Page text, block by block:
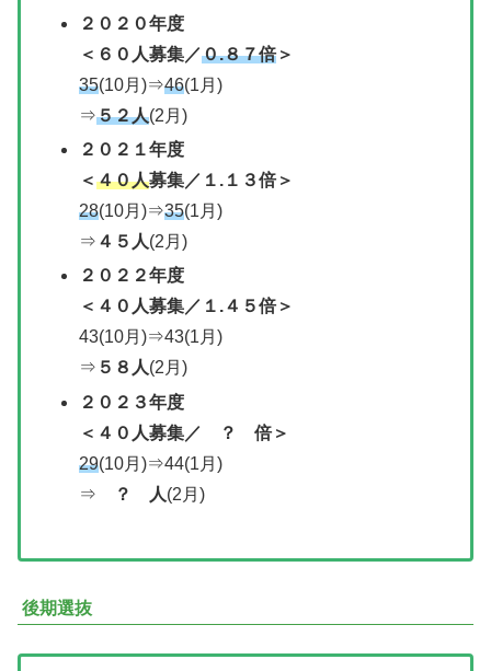
２０２０年度
＜ ６０人募集／０.８７倍＞
35(10月)⇒46(1月)
⇒５２人(2月)
２０２１年度
＜４０人募集／ １.１３倍＞
28(10月)⇒35(1月)
⇒ ４５人(2月)
２０２２年度
＜ ４０人募集／ １.４５倍＞
43(10月)⇒43(1月)
⇒ ５８人(2月)
２０２３年度
＜ ４０人募集／
？ 倍＞
29(10月)⇒44(1月)
⇒ ？ 人(2月)
後期選抜